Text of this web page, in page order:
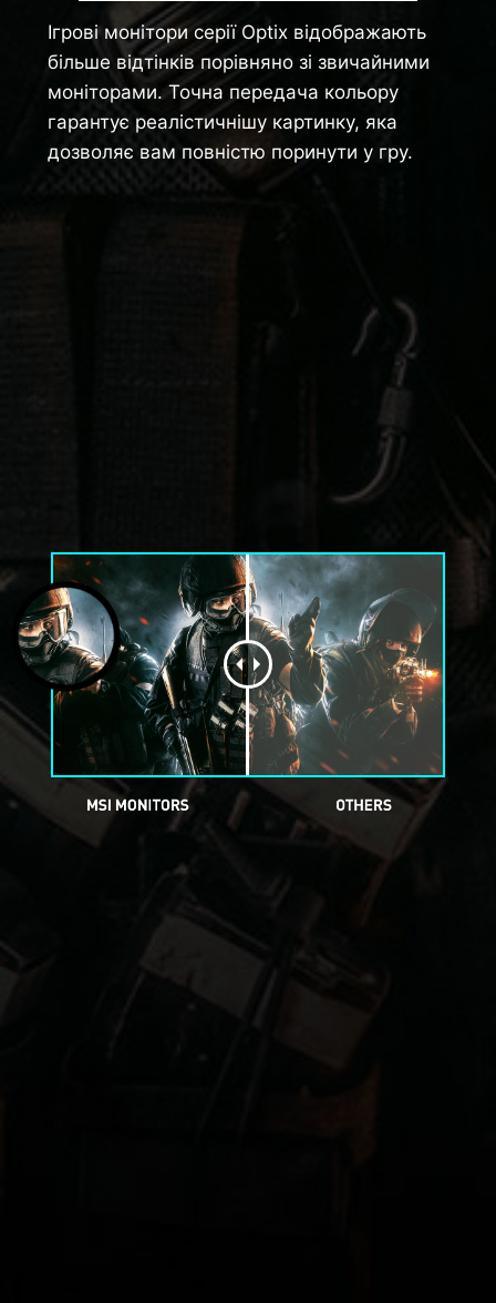
Ігрові монітори серії Optix відображають
більше відтінків порівняно зі звичайними
моніторами. Точна передача кольору
гарантує реалістичнішу картинку, яка
дозволяє вам повністю поринути у гру.